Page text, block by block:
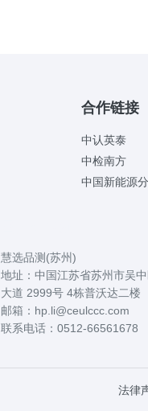
合作链接
中认英泰
中检南方
中国新能源
慧选品测(苏州)
地址：中国江苏省苏州市吴
大道 2999号 4栋普沃达二楼
邮箱：hp.li@ceulccc.com
联系电话：0512-66561678
法律